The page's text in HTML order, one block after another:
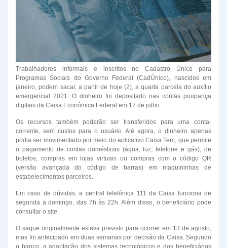
Trabalhadores informais e inscritos no Cadastro Único para
Programas Sociais do Governo Federal (CadÚnico), nascidos em
janeiro, podem sacar, a partir de hoje (2), a quarta parcela do auxílio
emergencial 2021. O dinheiro foi depositado nas contas poupança
digitais da Caixa Econômica Federal em 17 de julho.
Os recursos também poderão ser transferidos para uma conta-
corrente, sem custos para o usuário. Até agora, o dinheiro apenas
podia ser movimentado por meio do aplicativo Caixa Tem, que permite
o pagamento de contas domésticas (água, luz, telefone e gás), de
boletos, compras em lojas virtuais ou compras com o código QR
(versão avançada do código de barras) em maquininhas de
estabelecimentos parceiros.
Em caso de dúvidas, a central telefônica 111 da Caixa funciona de
segunda a domingo, das 7h às 22h. Além disso, o beneficiário pode
consultar o site.
O saque originalmente estava previsto para ocorrer em 13 de agosto,
mas foi antecipado em duas semanas por decisão da Caixa. Segundo
o banco, a adaptação dos sistemas tecnológicos e dos beneficiários